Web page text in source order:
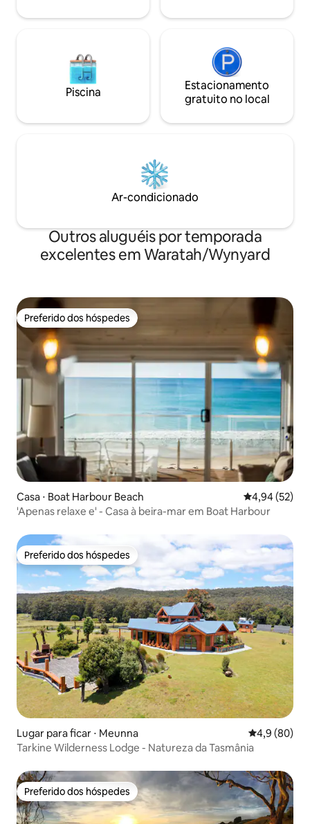
Piscina
Estacionamento
gratuito no local
Ar-condicionado
Outros aluguéis por temporada
excelentes em Waratah/Wynyard
Preferido dos hóspedes
Preferido dos hóspedes
Casa ⋅ Boat Harbour Beach 4,94 de uma
4,94 (52)
'Apenas relaxe e' - Casa à beira-mar em Boat Harbour
Preferido dos hóspedes
Preferido dos hóspedes
Lugar para ficar ⋅ Meunna 4,9 de uma
4,9 (80)
Tarkine Wilderness Lodge - Natureza da Tasmânia
Preferido dos hóspedes
Preferido dos hóspedes